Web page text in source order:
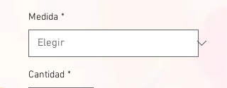
Medida *
Cantidad *